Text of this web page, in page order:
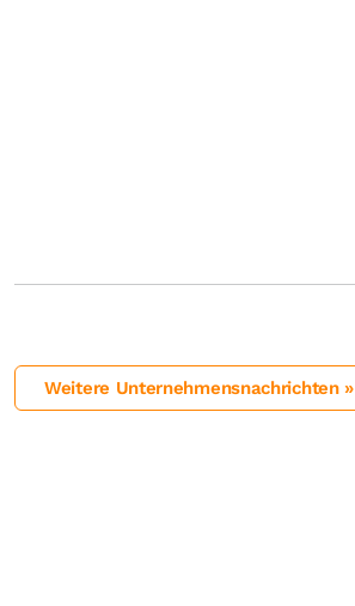
Weitere Unternehmensnachrichten »